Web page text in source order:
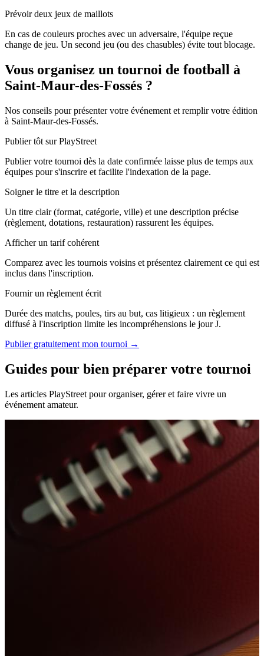
Prévoir deux jeux de maillots
En cas de couleurs proches avec un adversaire, l'équipe reçue
change de jeu. Un second jeu (ou des chasubles) évite tout blocage.
Vous organisez un tournoi de football à
Saint-Maur-des-Fossés ?
Nos conseils pour présenter votre événement et remplir votre édition
à Saint-Maur-des-Fossés.
Publier tôt sur PlayStreet
Publier votre tournoi dès la date confirmée laisse plus de temps aux
équipes pour s'inscrire et facilite l'indexation de la page.
Soigner le titre et la description
Un titre clair (format, catégorie, ville) et une description précise
(règlement, dotations, restauration) rassurent les équipes.
Afficher un tarif cohérent
Comparez avec les tournois voisins et présentez clairement ce qui est
inclus dans l'inscription.
Fournir un règlement écrit
Durée des matchs, poules, tirs au but, cas litigieux : un règlement
diffusé à l'inscription limite les incompréhensions le jour J.
Publier gratuitement mon tournoi →
Guides pour bien préparer votre tournoi
Les articles PlayStreet pour organiser, gérer et faire vivre un
événement amateur.